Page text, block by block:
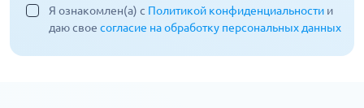
Я ознакомлен(а) с Политикой конфиденциальности и
даю свое согласие на обработку персональных данных